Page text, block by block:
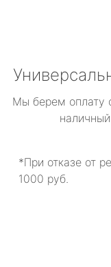
Мы берем оплату
*При отказе от
1000 руб.